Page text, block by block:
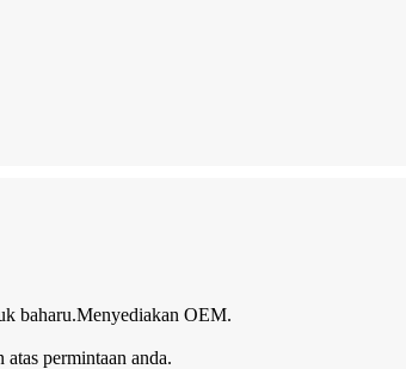
baharu.Menyediakan OEM.
permintaan anda.